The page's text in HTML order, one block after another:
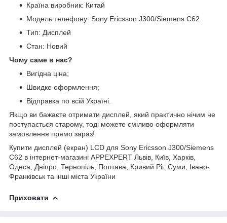
Країна виробник: Китай
Модель телефону: Sony Ericsson J300/Siemens C62
Тип: Дисплей
Стан: Новий
Чому саме в нас?
Вигідна ціна;
Швидке оформлення;
Відправка по всій Україні.
Якщо ви бажаєте отримати дисплей, який практично нічим не
поступається старому, тоді можете сміливо оформляти
замовлення прямо зараз!
Купити дисплей (екран) LCD для Sony Ericsson J300/Siemens
C62 в інтернет-магазині APPEXPERT Львів, Київ, Харків,
Одеса, Дніпро, Тернопіль, Полтава, Кривий Ріг, Суми, Івано-
Франківськ та інші міста України
Приховати